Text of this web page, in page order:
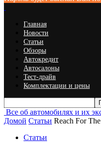
Главная
Новости
Статьи
Обзоры
Автокредит
Автосалоны
Тест-драйв
Комплектации и цены
Все об автомобилях и их
Домой Статьи Reach For
Статьи